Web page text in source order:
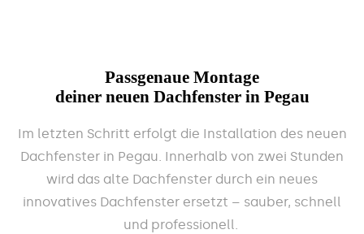
Passgenaue Montage
deiner neuen Dachfenster in Pegau
Im letzten Schritt erfolgt die Installation des neuen
Dachfenster in Pegau. Innerhalb von zwei Stunden
wird das alte Dachfenster durch ein neues
innovatives Dachfenster ersetzt – sauber, schnell
und professionell.